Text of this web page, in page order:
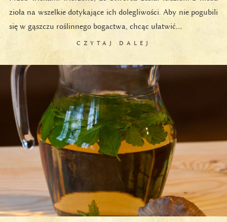
zioła na wszelkie dotykające ich dolegliwości. Aby nie pogubili
się w gąszczu roślinnego bogactwa, chcąc ułatwić…
CZYTAJ DALEJ